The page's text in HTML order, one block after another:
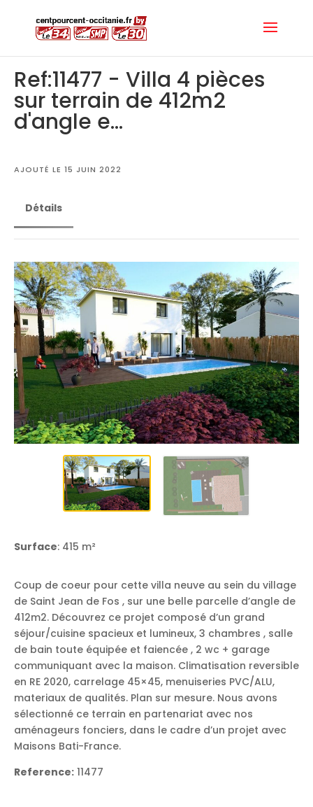
Ref:11477 - Villa 4 pièces
sur terrain de 412m2
d'angle e...
AJOUTÉ LE 15 JUIN 2022
Détails
Surface: 415 m²
Coup de coeur pour cette villa neuve au sein du village
de Saint Jean de Fos , sur une belle parcelle d’angle de
412m2. Découvrez ce projet composé d’un grand
séjour/cuisine spacieux et lumineux, 3 chambres , salle
de bain toute équipée et faiencée , 2 wc + garage
communiquant avec la maison. Climatisation reversible
en RE 2020, carrelage 45×45, menuiseries PVC/ALU,
materiaux de qualités. Plan sur mesure. Nous avons
sélectionné ce terrain en partenariat avec nos
aménageurs fonciers, dans le cadre d’un projet avec
Maisons Bati-France.
Reference: 11477